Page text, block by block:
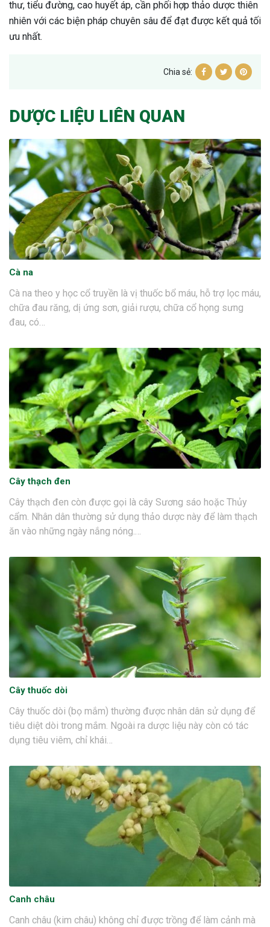
thư, tiểu đường, cao huyết áp, cần phối hợp thảo dược thiên
nhiên với các biện pháp chuyên sâu để đạt được kết quả tối
ưu nhất.
Chia sẻ:
DƯỢC LIỆU LIÊN QUAN
Cà na
Cà na theo y học cổ truyền là vị thuốc bổ máu, hỗ trợ lọc máu,
chữa đau răng, dị ứng sơn, giải rượu, chữa cổ họng sưng
đau, có…
Cây thạch đen
Cây thạch đen còn được gọi là cây Sương sáo hoặc Thủy
cẩm. Nhân dân thường sử dụng thảo dược này để làm thạch
ăn vào những ngày nắng nóng.…
Cây thuốc dòi
Cây thuốc dòi (bọ mắm) thường được nhân dân sử dụng để
tiêu diệt dòi trong mắm. Ngoài ra dược liệu này còn có tác
dụng tiêu viêm, chỉ khái…
Canh châu
Canh châu (kim châu) không chỉ được trồng để làm cảnh mà